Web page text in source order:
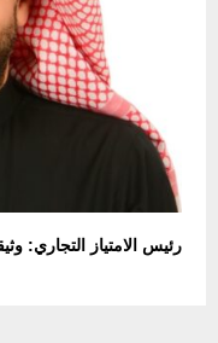
رئيس الامتياز التجاري: